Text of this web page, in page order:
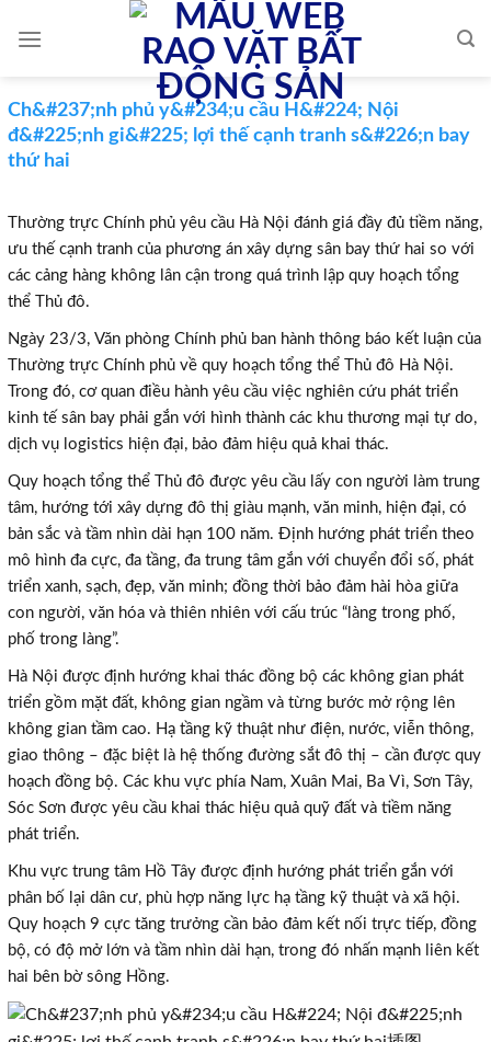
Ch&#237;nh phủ y&#234;u cầu H&#224; Nội
đ&#225;nh gi&#225; lợi thế cạnh tranh s&#226;n bay
thứ hai
Thường trực Chính phủ yêu cầu Hà Nội đánh giá đầy đủ tiềm năng,
ưu thế cạnh tranh của phương án xây dựng sân bay thứ hai so với
các cảng hàng không lân cận trong quá trình lập quy hoạch tổng
thể Thủ đô.
Ngày 23/3, Văn phòng Chính phủ ban hành thông báo kết luận của
Thường trực Chính phủ về quy hoạch tổng thể Thủ đô Hà Nội.
Trong đó, cơ quan điều hành yêu cầu việc nghiên cứu phát triển
kinh tế sân bay phải gắn với hình thành các khu thương mại tự do,
dịch vụ logistics hiện đại, bảo đảm hiệu quả khai thác.
Quy hoạch tổng thể Thủ đô được yêu cầu lấy con người làm trung
tâm, hướng tới xây dựng đô thị giàu mạnh, văn minh, hiện đại, có
bản sắc và tầm nhìn dài hạn 100 năm. Định hướng phát triển theo
mô hình đa cực, đa tầng, đa trung tâm gắn với chuyển đổi số, phát
triển xanh, sạch, đẹp, văn minh; đồng thời bảo đảm hài hòa giữa
con người, văn hóa và thiên nhiên với cấu trúc “làng trong phố,
phố trong làng”.
Hà Nội được định hướng khai thác đồng bộ các không gian phát
triển gồm mặt đất, không gian ngầm và từng bước mở rộng lên
không gian tầm cao. Hạ tầng kỹ thuật như điện, nước, viễn thông,
giao thông – đặc biệt là hệ thống đường sắt đô thị – cần được quy
hoạch đồng bộ. Các khu vực phía Nam, Xuân Mai, Ba Vì, Sơn Tây,
Sóc Sơn được yêu cầu khai thác hiệu quả quỹ đất và tiềm năng
phát triển.
Khu vực trung tâm Hồ Tây được định hướng phát triển gắn với
phân bố lại dân cư, phù hợp năng lực hạ tầng kỹ thuật và xã hội.
Quy hoạch 9 cực tăng trưởng cần bảo đảm kết nối trực tiếp, đồng
bộ, có độ mở lớn và tầm nhìn dài hạn, trong đó nhấn mạnh liên kết
hai bên bờ sông Hồng.